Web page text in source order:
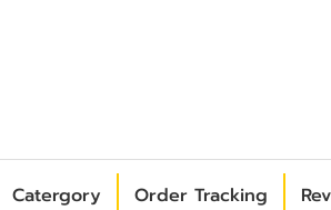
Catergory Order Tracking